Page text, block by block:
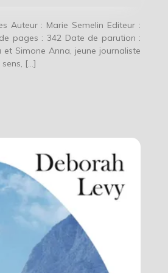
Auteur : Marie Semelin Editeur :
pages : 342 Date de parution :
Simone Anna, jeune journaliste
[…]